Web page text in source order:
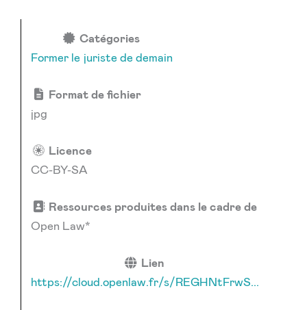
Catégories
Former le juriste de demain
Format de fichier
jpg
Licence
CC-BY-SA
Ressources produites dans le cadre de
Open Law*
Lien
https://cloud.openlaw.fr/s/REGHNtFrwS...